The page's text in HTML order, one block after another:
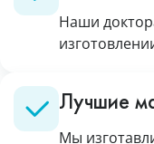
Наши
Лучшие
Мы